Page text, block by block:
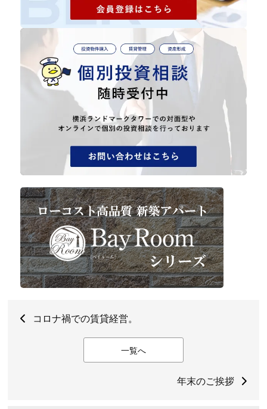
コロナ禍での賃貸経営。
一覧へ
年末のご挨拶